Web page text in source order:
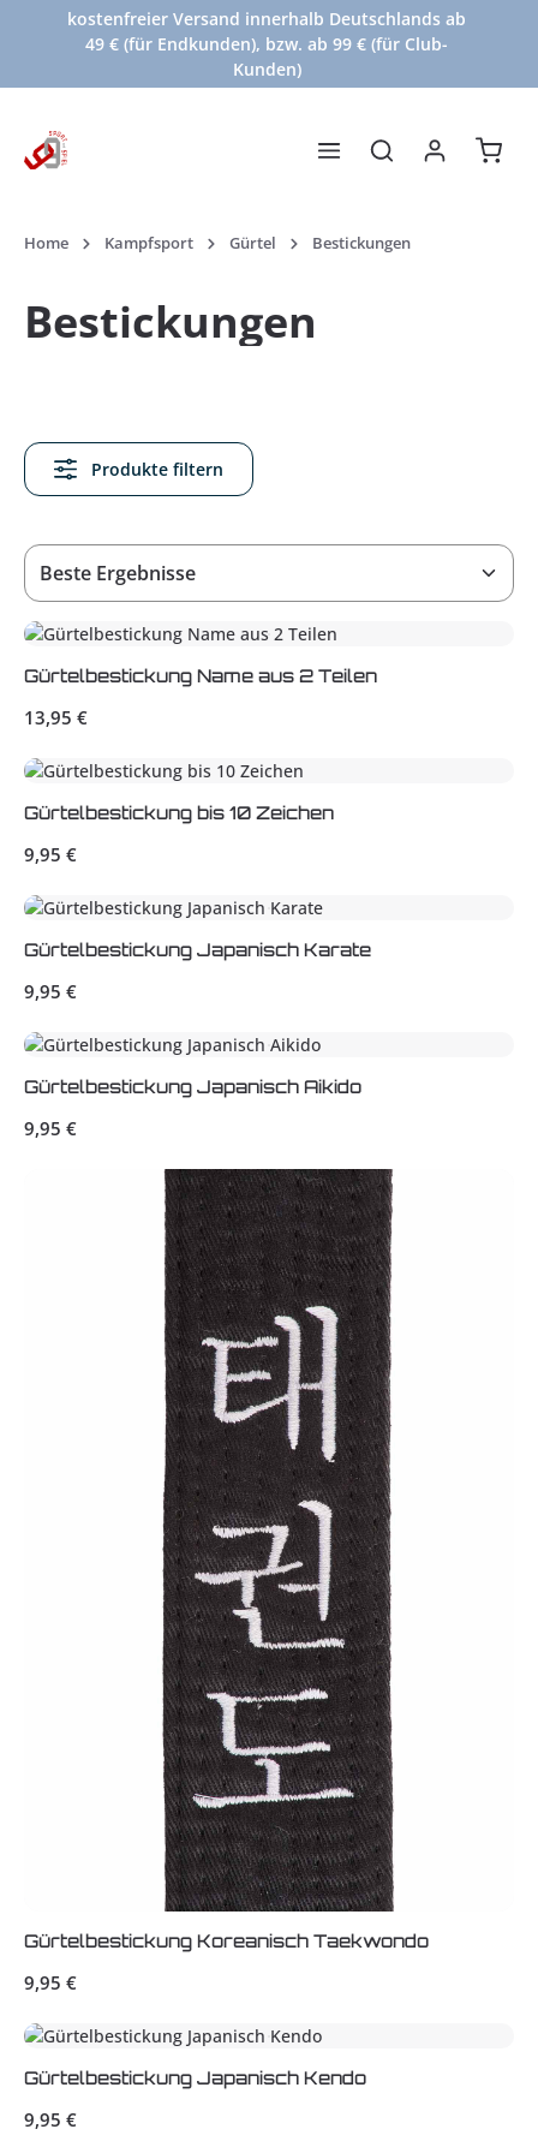
Zum Hauptinhalt springen
kostenfreier Versand innerhalb Deutschlands ab
49 € (für Endkunden), bzw. ab 99 € (für Club-
Kunden)
Home Kampfsport Gürtel Bestickungen
Bestickungen
Produkte filtern
Gürtelbestickung Name aus 2 Teilen
Regulärer Preis:
13,95 €
Gürtelbestickung bis 10 Zeichen
Regulärer Preis:
9,95 €
Gürtelbestickung Japanisch Karate
Regulärer Preis:
9,95 €
Gürtelbestickung Japanisch Aikido
Regulärer Preis:
9,95 €
Gürtelbestickung Koreanisch Taekwondo
Regulärer Preis:
9,95 €
Gürtelbestickung Japanisch Kendo
Regulärer Preis:
9,95 €